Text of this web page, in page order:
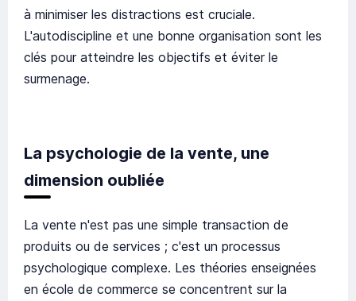
à minimiser les distractions est cruciale.
L'autodiscipline et une bonne organisation sont les
clés pour atteindre les objectifs et éviter le
surmenage.
La psychologie de la vente, une
dimension oubliée
La vente n'est pas une simple transaction de
produits ou de services ; c'est un processus
psychologique complexe. Les théories enseignées
en école de commerce se concentrent sur la